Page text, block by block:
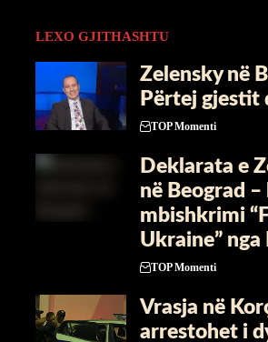
LEXO GJITHASHTU
Zelensky në
Përtej
TOP Momenti
Deklarata e
në Beograd
mbishkrimi
Ukraine”
TOP Momenti
Vrasja në
arrestohet i